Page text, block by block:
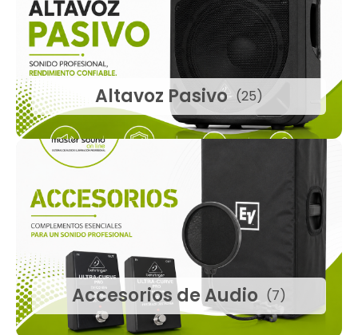
Altavoz Pasivo (25)
Accesorios de Audio (7)